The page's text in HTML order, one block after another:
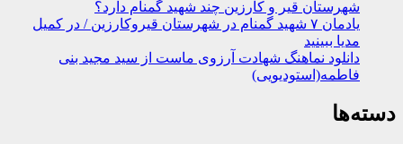
شهرستان قیر و کارزین چند شهید گمنام دارد؟
یادمان ۷ شهید گمنام در شهرستان قیروکارزین / در کمیل
مدیا ببینید
دانلود نماهنگ شهادت آرزوی ماست از سید مجید بنی
فاطمه(استودیویی)
دسته‌ها